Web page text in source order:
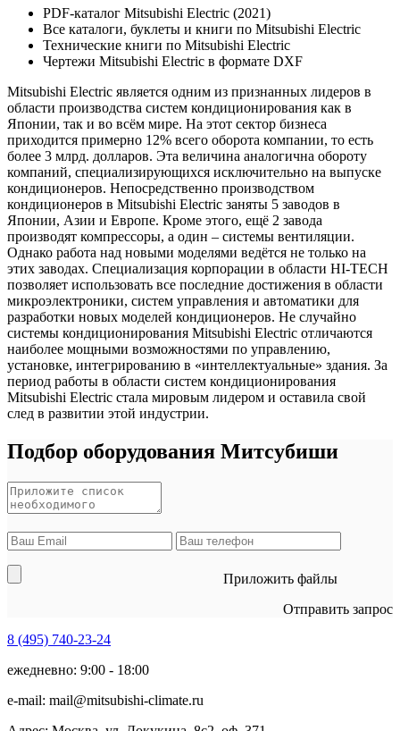
PDF-каталог Mitsubishi Electric (2021)
Все каталоги, буклеты и книги по Mitsubishi Electric
Технические книги по Mitsubishi Electric
Чертежи Mitsubishi Electric в формате DXF
Mitsubishi Electric является одним из признанных лидеров в
области производства систем кондиционирования как в
Японии, так и во всём мире. На этот сектор бизнеса
приходится примерно 12% всего оборота компании, то есть
более 3 млрд. долларов. Эта величина аналогична обороту
компаний, специализирующихся исключительно на выпуске
кондиционеров. Непосредственно производством
кондиционеров в Mitsubishi Electric заняты 5 заводов в
Японии, Азии и Европе. Кроме этого, ещё 2 завода
производят компрессоры, а один – системы вентиляции.
Однако работа над новыми моделями ведётся не только на
этих заводах. Специализация корпорации в области HI-TECH
позволяет использовать все последние достижения в области
микроэлектроники, систем управления и автоматики для
разработки новых моделей кондиционеров. Не случайно
системы кондиционирования Mitsubishi Electric отличаются
наиболее мощными возможностями по управлению,
установке, интегрированию в «интеллектуальные» здания. За
период работы в области систем кондиционирования
Mitsubishi Electric стала мировым лидером и оставила свой
след в развитии этой индустрии.
Подбор оборудования Митсубиши
Приложить файлы
Отправить запрос
8 (495) 740-23-24
ежедневно: 9:00 - 18:00
e-mail: mail@mitsubishi-climate.ru